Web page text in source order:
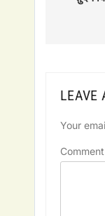
LEAVE
Your
Comment